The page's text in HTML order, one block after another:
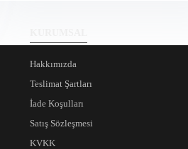
Hakkımızda
Teslimat Şartları
İade Koşulları
Satış Sözleşmesi
KVKK